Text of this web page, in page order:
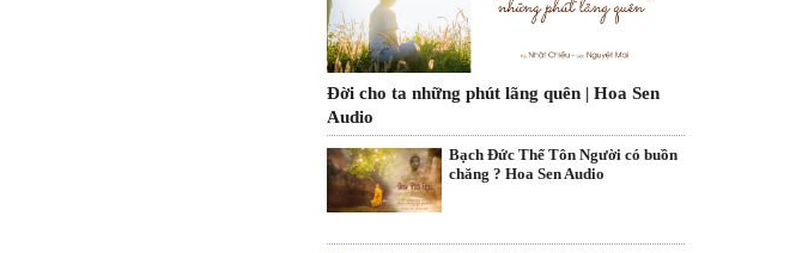
Đời cho ta những phút lãng quên | Hoa Sen
Audio
Bạch Đức Thế Tôn Người có buồn
chăng ? Hoa Sen Audio